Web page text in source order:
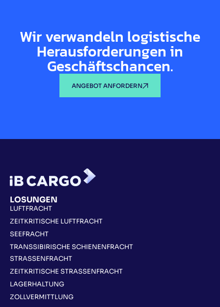
Wir verwandeln logistische
Herausforderungen in
Geschäftschancen.
ANGEBOT ANFORDERN
LÖSUNGEN
LUFTFRACHT
ZEITKRITISCHE LUFTFRACHT
SEEFRACHT
TRANSSIBIRISCHE SCHIENENFRACHT
STRASSENFRACHT
ZEITKRITISCHE STRASSENFRACHT
LAGERHALTUNG
ZOLLVERMITTLUNG